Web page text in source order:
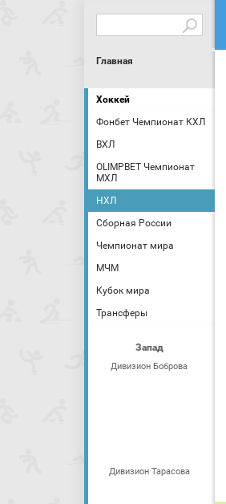
Главная
Хоккей
Фонбет Чемпионат КХЛ
ВХЛ
OLIMPBET Чемпионат
МХЛ
НХЛ
Сборная России
Чемпионат мира
МЧМ
Кубок мира
Трансферы
Запад
Дивизион Боброва
Дивизион Тарасова